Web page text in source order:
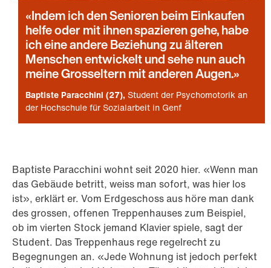
Indem ich den Senioren beim Einkaufen
helfe oder mit ihnen spazieren gehe, habe
ich eine andere Beziehung zu älteren
Menschen entwickelt und sehe nun auch
meine Grosseltern mit anderen Augen.
Baptiste Paracchini (27) Student der Psychomotorik an
der Hochschule für Sozialarbeit in Genf
Baptiste Paracchini wohnt seit 2020 hier. «Wenn man
das Gebäude betritt, weiss man sofort, was hier los
ist», erklärt er. Vom Erdgeschoss aus höre man dank
des grossen, offenen Treppenhauses zum Beispiel,
ob im vierten Stock jemand Klavier spiele, sagt der
Student. Das Treppenhaus rege regelrecht zu
Begegnungen an. «Jede Wohnung ist jedoch perfekt